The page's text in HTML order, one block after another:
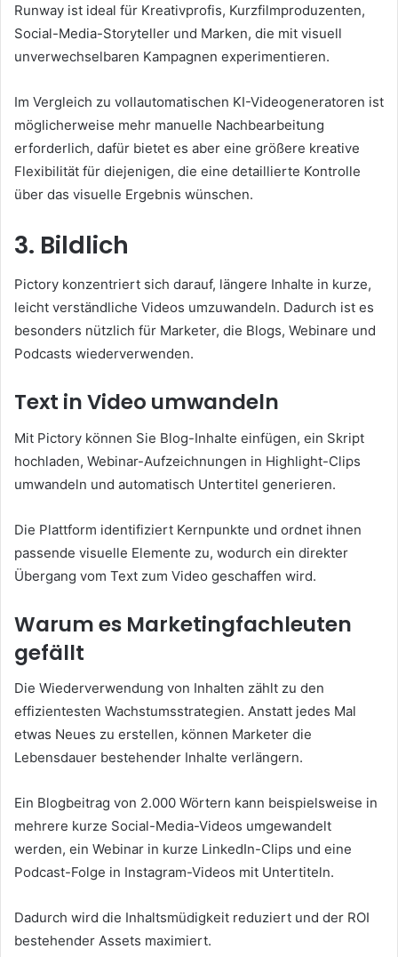
Runway ist ideal für Kreativprofis, Kurzfilmproduzenten,
Social-Media-Storyteller und Marken, die mit visuell
unverwechselbaren Kampagnen experimentieren.
Im Vergleich zu vollautomatischen KI-Videogeneratoren ist
möglicherweise mehr manuelle Nachbearbeitung
erforderlich, dafür bietet es aber eine größere kreative
Flexibilität für diejenigen, die eine detaillierte Kontrolle
über das visuelle Ergebnis wünschen.
3. Bildlich
Pictory konzentriert sich darauf, längere Inhalte in kurze,
leicht verständliche Videos umzuwandeln. Dadurch ist es
besonders nützlich für Marketer, die Blogs, Webinare und
Podcasts wiederverwenden.
Text in Video umwandeln
Mit Pictory können Sie Blog-Inhalte einfügen, ein Skript
hochladen, Webinar-Aufzeichnungen in Highlight-Clips
umwandeln und automatisch Untertitel generieren.
Die Plattform identifiziert Kernpunkte und ordnet ihnen
passende visuelle Elemente zu, wodurch ein direkter
Übergang vom Text zum Video geschaffen wird.
Warum es Marketingfachleuten
gefällt
Die Wiederverwendung von Inhalten zählt zu den
effizientesten Wachstumsstrategien. Anstatt jedes Mal
etwas Neues zu erstellen, können Marketer die
Lebensdauer bestehender Inhalte verlängern.
Ein Blogbeitrag von 2.000 Wörtern kann beispielsweise in
mehrere kurze Social-Media-Videos umgewandelt
werden, ein Webinar in kurze LinkedIn-Clips und eine
Podcast-Folge in Instagram-Videos mit Untertiteln.
Dadurch wird die Inhaltsmüdigkeit reduziert und der ROI
bestehender Assets maximiert.